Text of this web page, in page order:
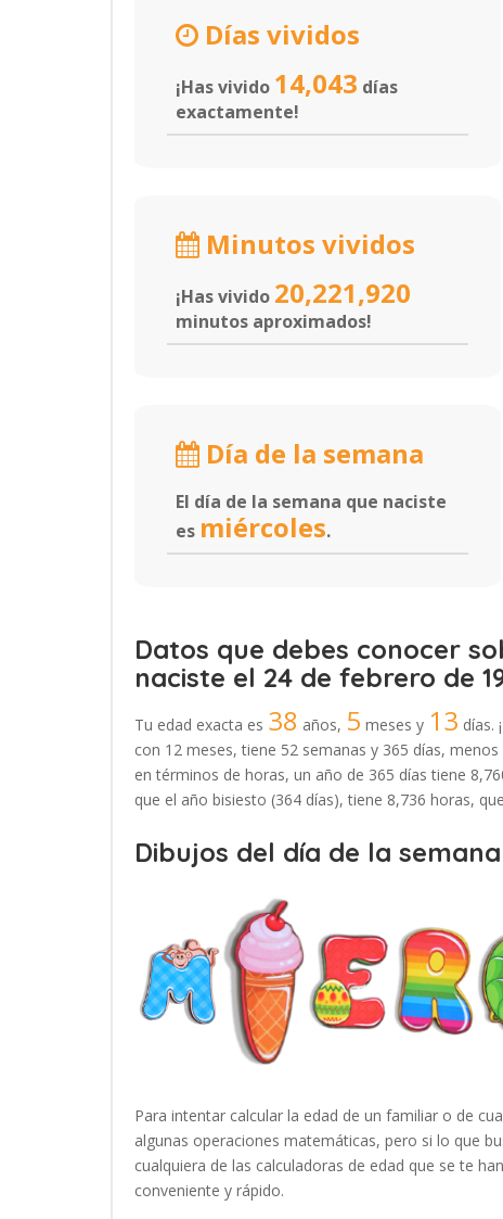
Días vividos
¡Has vivido 14,043 días
exactamente!
Minutos vividos
¡Has vivido 20,221,920
minutos aproximados!
Día de la semana
El día de la semana que naciste
es miércoles.
Datos que debes conocer
naciste el 24 de febrero de
Tu edad exacta es 38 años, 5 meses y 13 días.
con 12 meses, tiene 52 semanas y 365 días,
en términos de horas, un año de 365 días tiene
que el año bisiesto (364 días), tiene 8,736 horas,
Dibujos del día de la
Para intentar calcular la edad de un familiar o de
algunas operaciones matemáticas, pero si lo que
cualquiera de las calculadoras de edad que se te
conveniente y rápido.